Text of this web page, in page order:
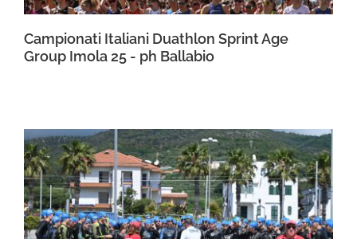
Campionati Italiani Duathlon Sprint Age
Group Imola 25 - ph Ballabio